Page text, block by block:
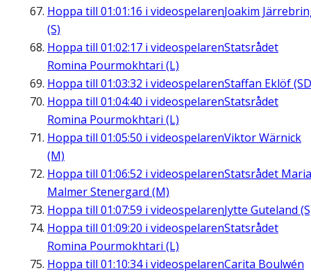
Hoppa till 01:01:16 i videospelarenJoakim
(S)
Hoppa till 01:02:17 i videospelarenStatsrådet
Romina Pourmokhtari (L)
Hoppa till 01:03:32 i videospelarenStaffan Eklöf
Hoppa till 01:04:40 i videospelarenStatsrådet
Romina Pourmokhtari (L)
Hoppa till 01:05:50 i videospelarenViktor Wärnick
(M)
Hoppa till 01:06:52 i videospelarenStatsrådet Maria
Malmer Stenergard (M)
Hoppa till 01:07:59 i videospelarenJytte Guteland
Hoppa till 01:09:20 i videospelarenStatsrådet
Romina Pourmokhtari (L)
Hoppa till 01:10:34i videospelarenCarita Boulwén